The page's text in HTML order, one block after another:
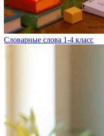
Словарные слова 1-4 класс